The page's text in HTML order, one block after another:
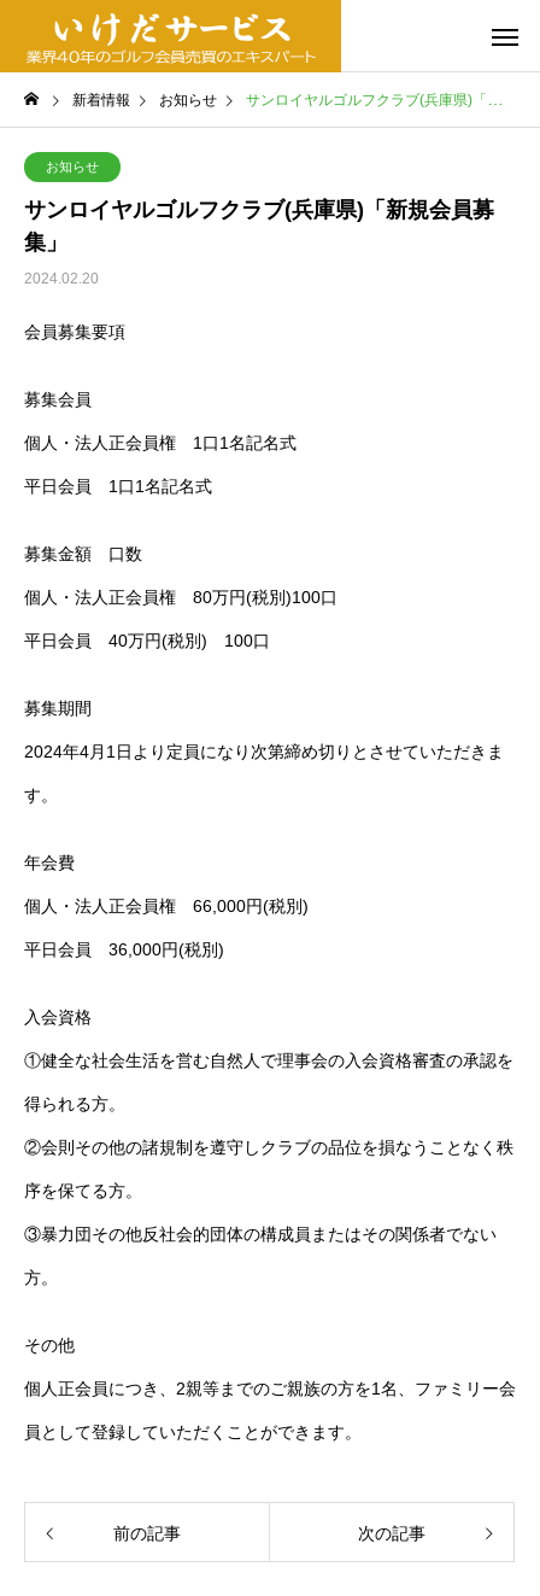
新着情報 お知らせ サンロイヤルゴルフクラブ(兵庫県)「新規会員募集」
お知らせ
サンロイヤルゴルフクラブ(兵庫県)「新規会員募
集」
2024.02.20
会員募集要項
募集会員
個人・法人正会員権 1口1名記名式
平日会員 1口1名記名式
募集金額 口数
個人・法人正会員権 80万円(税別)100口
平日会員 40万円(税別) 100口
募集期間
2024年4月1日より定員になり次第締め切りとさせていただきま
す。
年会費
個人・法人正会員権 66,000円(税別)
平日会員 36,000円(税別)
入会資格
①健全な社会生活を営む自然人で理事会の入会資格審査の承認を
得られる方。
②会則その他の諸規制を遵守しクラブの品位を損なうことなく秩
序を保てる方。
③暴力団その他反社会的団体の構成員またはその関係者でない
方。
その他
個人正会員につき、2親等までのご親族の方を1名、ファミリー会
員として登録していただくことができます。
前の記事 次の記事